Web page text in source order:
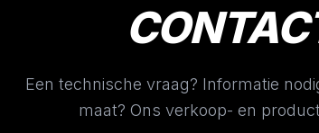
Een technische vraag? Informatie
maat? Ons verkoop- en